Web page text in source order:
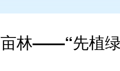
林——“先植